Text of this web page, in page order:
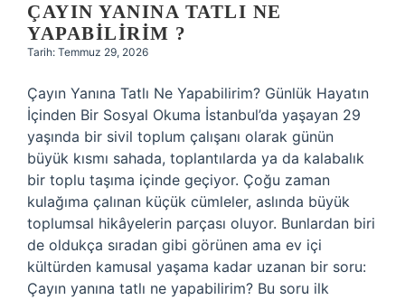
ÇAYIN YANINA TATLI NE
YAPABILIRIM ?
Tarih: Temmuz 29, 2026
Çayın Yanına Tatlı Ne Yapabilirim? Günlük Hayatın
İçinden Bir Sosyal Okuma İstanbul’da yaşayan 29
yaşında bir sivil toplum çalışanı olarak günün
büyük kısmı sahada, toplantılarda ya da kalabalık
bir toplu taşıma içinde geçiyor. Çoğu zaman
kulağıma çalınan küçük cümleler, aslında büyük
toplumsal hikâyelerin parçası oluyor. Bunlardan biri
de oldukça sıradan gibi görünen ama ev içi
kültürden kamusal yaşama kadar uzanan bir soru:
Çayın yanına tatlı ne yapabilirim? Bu soru ilk